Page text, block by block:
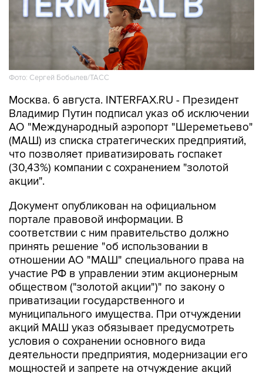
Фото: Сергей Бобылев/ТАСС
Москва. 6 августа. INTERFAX.RU - Президент
Владимир Путин подписал указ об исключении
АО "Международный аэропорт "Шереметьево"
(МАШ) из списка стратегических предприятий,
что позволяет приватизировать госпакет
(30,43%) компании с сохранением "золотой
акции".
Документ опубликован на официальном
портале правовой информации. В
соответствии с ним правительство должно
принять решение "об использовании в
отношении АО "МАШ" специального права на
участие РФ в управлении этим акционерным
обществом ("золотой акции")" по закону о
приватизации государственного и
муниципального имущества. При отчуждении
акций МАШ указ обязывает предусмотреть
условия о сохранении основного вида
деятельности предприятия, модернизации его
мощностей и запрете на отчуждение акций